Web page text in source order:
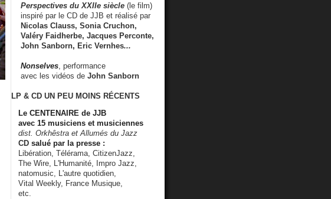
Perspectives du XXIIe siècle (le film)
inspiré par le CD de JJB et réalisé par
Nicolas Clauss, Sonia Cruchon,
Valéry Faidherbe, Jacques Perconte,
John Sanborn, Eric Vernhes...
Nonselves , performance
avec les vidéos de John Sanborn
LP & CD UN PEU MOINS RÉCENTS
Le CENTENAIRE de JJB
avec 15 musiciens et musiciennes
dist. Orkhêstra et Allumés du Jazz
CD salué par la presse :
Libération, Télérama, CitizenJazz,
The Wire, L'Humanité, Impro Jazz,
natomusic, L'autre quotidien,
Vital Weekly, France Musique,
etc.